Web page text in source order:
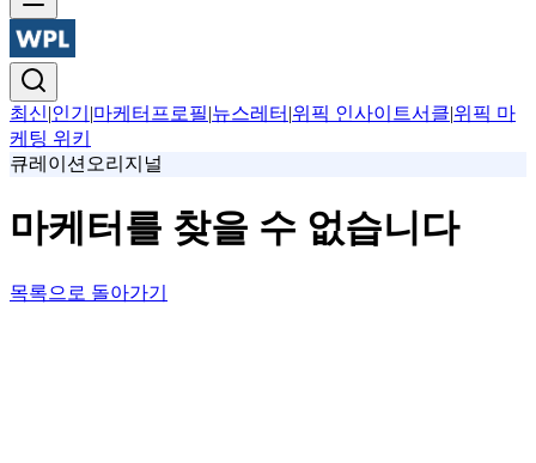
최신|인기 |마케터프로필|뉴스레터 |위픽 인사이트서클|위픽 마
케팅 위키
큐레이션 오리지널
마케터를 찾을 수 없습니다
목록으로 돌아가기